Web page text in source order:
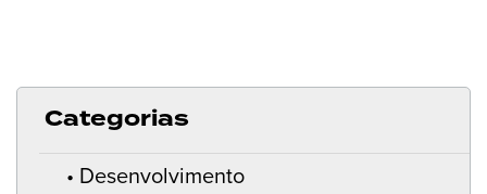
Categorias
Desenvolvimento